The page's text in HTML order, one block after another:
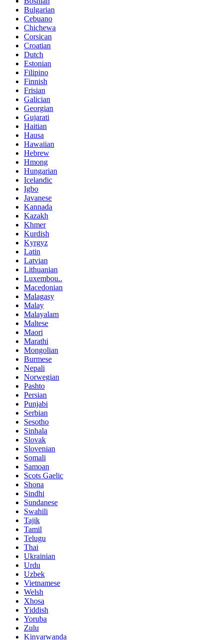
Bulgarian
Cebuano
Chichewa
Corsican
Croatian
Dutch
Estonian
Filipino
Finnish
Frisian
Galician
Georgian
Gujarati
Haitian
Hausa
Hawaiian
Hebrew
Hmong
Hungarian
Icelandic
Igbo
Javanese
Kannada
Kazakh
Khmer
Kurdish
Kyrgyz
Latin
Latvian
Lithuanian
Luxembou..
Macedonian
Malagasy
Malay
Malayalam
Maltese
Maori
Marathi
Mongolian
Burmese
Nepali
Norwegian
Pashto
Persian
Punjabi
Serbian
Sesotho
Sinhala
Slovak
Slovenian
Somali
Samoan
Scots Gaelic
Shona
Sindhi
Sundanese
Swahili
Tajik
Tamil
Telugu
Thai
Ukrainian
Urdu
Uzbek
Vietnamese
Welsh
Xhosa
Yiddish
Yoruba
Zulu
Kinyarwanda